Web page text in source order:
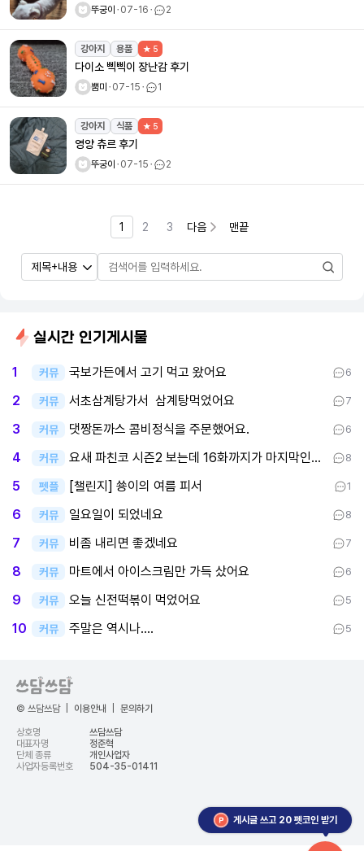
뚜궁이 ㆍ07-16ㆍ 2
강아지 용품 ★ 5
다이소 삑삑이 장난감 후기
뿜미 ㆍ07-15ㆍ 1
강아지 식품 ★ 5
영양 츄르 후기
뚜궁이 ㆍ07-15ㆍ 2
1 2 3 다음 맨끝
실시간 인기게시물
1 커뮤 국보가든에서 고기 먹고 왔어요 6
2 커뮤 서초삼계탕가서 삼계탕먹었어요 7
3 커뮤 댓짱돈까스 콤비정식을 주문했어요. 6
4 커뮤 요새 파친코 시즌2 보는데 16화까지가 마지막인데 후반부까지 봤어요 8
5 펫플 [챌린지] 쑝이의 여름 피서 1
6 커뮤 일요일이 되었네요 8
7 커뮤 비좀 내리면 좋겠네요 7
8 커뮤 마트에서 아이스크림만 가득 샀어요 6
9 커뮤 오늘 신전떡볶이 먹었어요 5
10 커뮤 주말은 역시나.... 5
게시글 쓰고 20 펫코인 받기
© 쓰담쓰담 이용안내 문의하기
상호명
쓰담쓰담
대표자명
정준혁
단체 종류
개인사업자
사업자등록번호
504-35-01411